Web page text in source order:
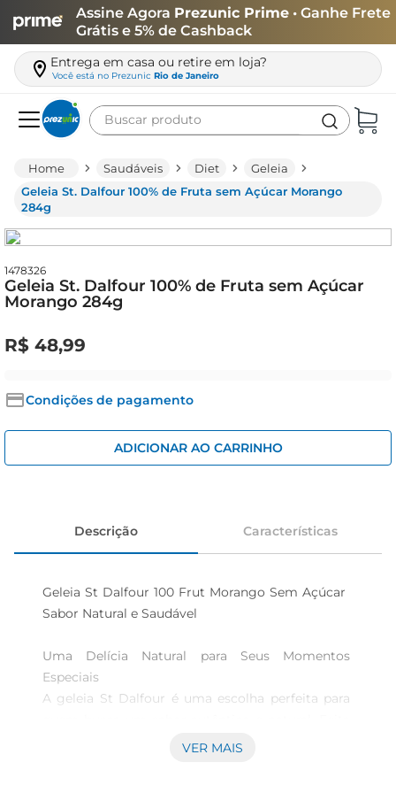
Assine Agora Prezunic Prime • Ganhe Frete
Grátis e 5% de Cashback
Entrega em casa ou retire em loja?
Você está no Prezunic Rio de Janeiro
Buscar produto
Saudáveis Diet
Geleia
Geleia St. Dalfour 100% de Fruta sem Açúcar Morango
284g
1478326
Geleia St. Dalfour 100% de Fruta sem Açúcar
Morango 284g
R$ 48,99
Condições de pagamento
ADICIONAR AO CARRINHO
Descrição Características
Geleia St Dalfour 100 Frut Morango Sem Açúcar
Sabor Natural e Saudável
Uma Delícia Natural para Seus Momentos
Especiais
A geleia St Dalfour é uma escolha perfeita para
com 100 de frutas, essa geleia de morangosem
VER MAIS
leite
café
queijo
arroz
azeite
cerveja
iogurte